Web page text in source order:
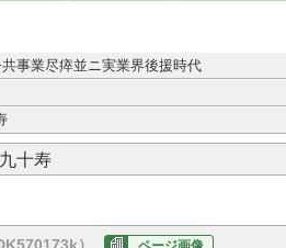
事業尽瘁並ニ実業界後援時代
十寿